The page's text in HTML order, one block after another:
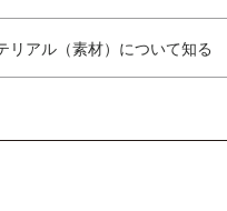
リアル（素材）について知る